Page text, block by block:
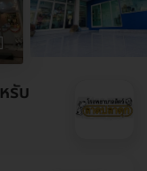
รับ